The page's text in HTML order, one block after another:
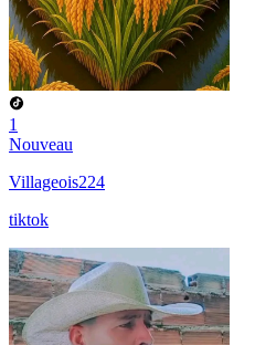
1
Nouveau
Villageois224
tiktok